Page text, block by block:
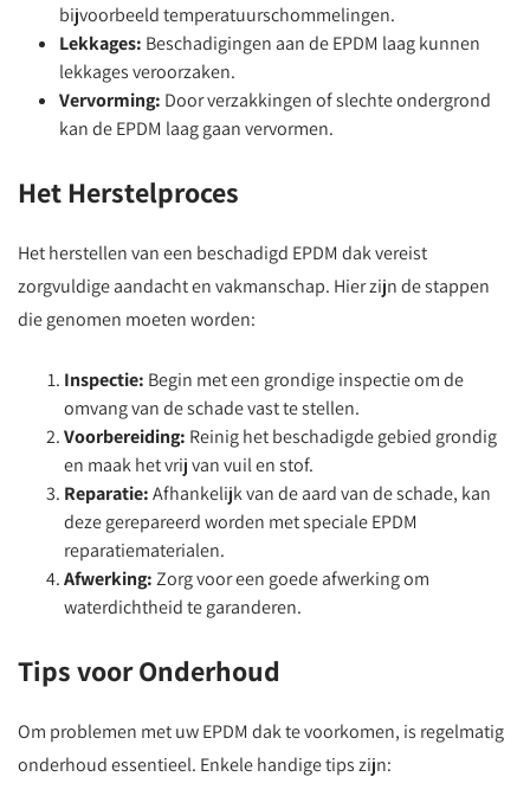
bijvoorbeeld temperatuurschommelingen.
Lekkages: Beschadigingen aan de EPDM laag kunnen
lekkages veroorzaken.
Vervorming: Door verzakkingen of slechte ondergrond
kan de EPDM laag gaan vervormen.
Het Herstelproces
Het herstellen van een beschadigd EPDM dak vereist
zorgvuldige aandacht en vakmanschap. Hier zijn de stappen
die genomen moeten worden:
Inspectie: Begin met een grondige inspectie om de
omvang van de schade vast te stellen.
Voorbereiding: Reinig het beschadigde gebied grondig
en maak het vrij van vuil en stof.
Reparatie:Afhankelijk van de aard van de schade, kan
deze gerepareerd worden met speciale EPDM
reparatiematerialen.
Afwerking:Zorg voor een goede afwerking om
waterdichtheid te garanderen.
Tips voor Onderhoud
Om problemen met uw EPDM dak te voorkomen, is regelmatig
onderhoud essentieel. Enkele handige tips zijn: